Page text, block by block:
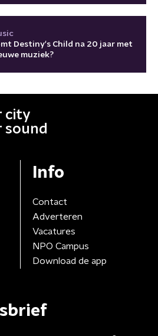
Destiny's Child na 20 jaar met
muziek?
city
sound
Info
Contact
Adverteren
Vacatures
NPO Campus
Download de app